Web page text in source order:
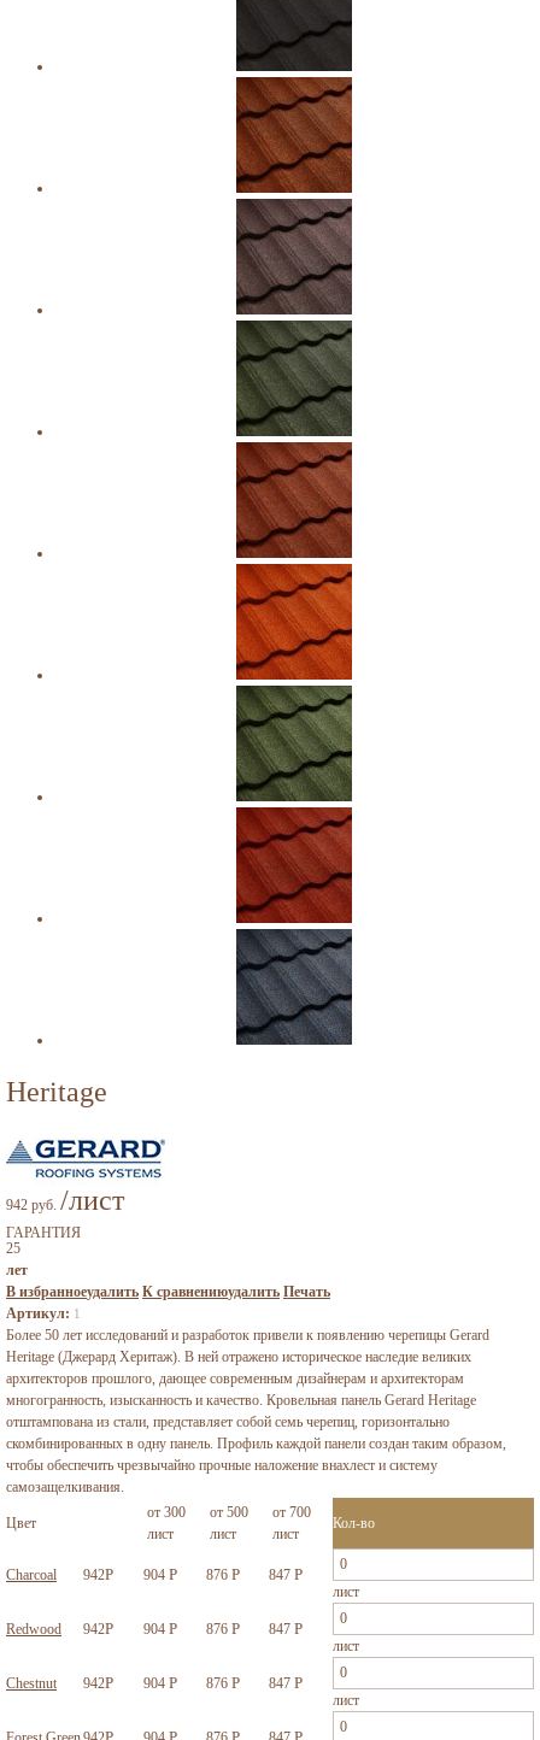
Heritage
942 руб. /лист
ГАРАНТИЯ
25
лет
В избранноеудалить К сравнениюудалить Печать
Артикул: 1
Более 50 лет исследований и разработок привели к появлению черепицы Gerard
Heritage (Джерард Херитаж). В ней отражено историческое наследие великих
архитекторов прошлого, дающее современным дизайнерам и архитекторам
многогранность, изысканность и качество. Кровельная панель Gerard Heritage
отштампована из стали, представляет собой семь черепиц, горизонтально
скомбинированных в одну панель. Профиль каждой панели создан таким образом,
чтобы обеспечить чрезвычайно прочные наложение внахлест и систему
самозащелкивания.
Цвет
от 300
лист
от 500
лист
от 700
лист
Кол-во
Charcoal 942Р 904 Р 876 Р 847 Р
лист
Redwood 942Р 904 Р 876 Р 847 Р
лист
Chestnut 942Р 904 Р 876 Р 847 Р
лист